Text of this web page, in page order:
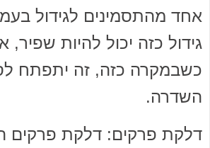
אחד מהתסמינים לגידול
גידול כזה יכול להיות שפיר,
כשבמקרה כזה, זה יתפתח
השדרה.
דלקת פרקים: דלקת פרקים